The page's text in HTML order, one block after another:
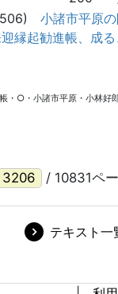
/ 10831ペ
テキスト一